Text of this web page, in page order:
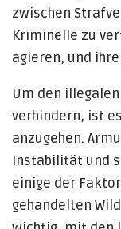
zwischen
Kriminelle zu
agieren, und
Um den
verhindern, ist
anzugehen.
Instabilität und
einige der
gehandelten